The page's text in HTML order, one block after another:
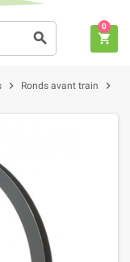
search shopping_cart
0
chevron_right Ronds avant train chevron_right